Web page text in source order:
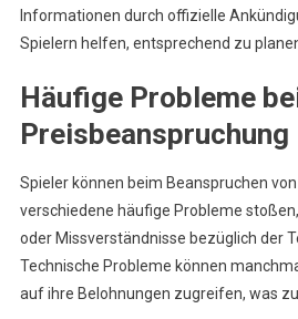
Informationen durch offizielle
Spielern helfen, entsprechend zu
Häufige Probleme
Preisbeanspruchung
Spieler können beim Beanspruchen
verschiedene häufige Probleme
oder Missverständnisse bezüglich der
Technische Probleme können
auf ihre Belohnungen zugreifen, was